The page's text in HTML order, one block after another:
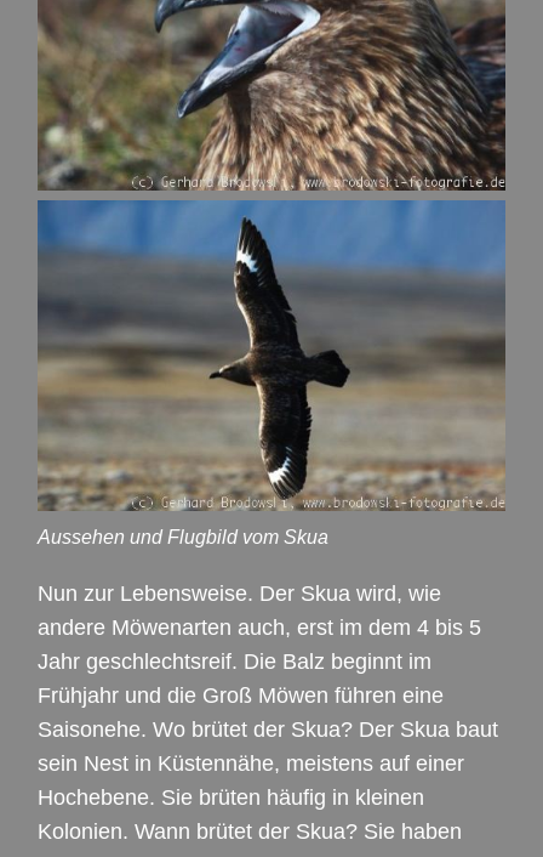
Aussehen und Flugbild vom Skua
Nun zur Lebensweise. Der Skua wird, wie
andere Möwenarten auch, erst im dem 4 bis 5
Jahr geschlechtsreif. Die Balz beginnt im
Frühjahr und die Groß Möwen führen eine
Saisonehe. Wo brütet der Skua? Der Skua baut
sein Nest in Küstennähe, meistens auf einer
Hochebene. Sie brüten häufig in kleinen
Kolonien. Wann brütet der Skua? Sie haben